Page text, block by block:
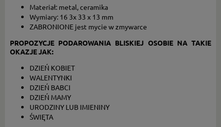
Materiał: metal, ceramika
Wymiary: 16 3x 33 x 13 mm
ZABRONIONE jest mycie w zmywarce
PROPOZYCJE PODAROWANIA BLISKIEJ OSOBIE NA TAKIE
OKAZJE JAK:
DZIEŃ KOBIET
WALENTYNKI
DZIEŃ BABCI
DZIEŃ MAMY
URODZINY LUB IMIENINY
ŚWIĘTA